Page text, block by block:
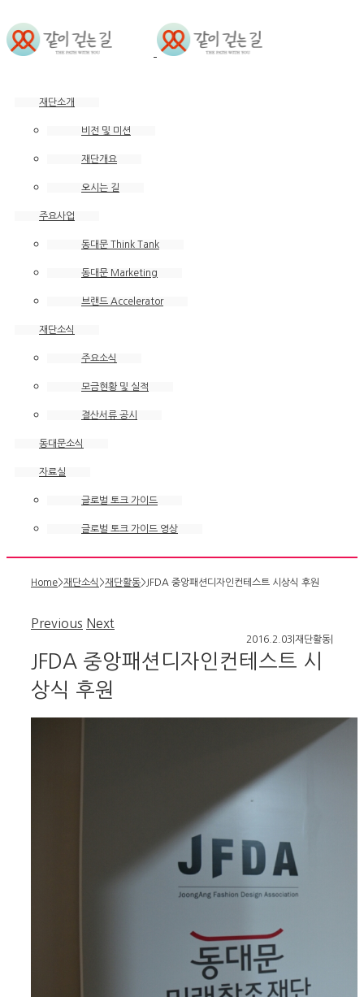
재단소개
비전 및 미션
재단개요
오시는 길
주요사업
동대문 Think Tank
동대문 Marketing
브랜드 Accelerator
재단소식
주요소식
모금현황 및 실적
결산서류 공시
동대문소식
자료실
글로벌 토크 가이드
글로벌 토크 가이드 영상
Home>재단소식 >재단활동> JFDA 중앙패션디자인컨테스트 시상식 후원
Previous Next
2016.2.03 재단활동
JFDA 중앙패션디자인컨테스트 시
상식 후원